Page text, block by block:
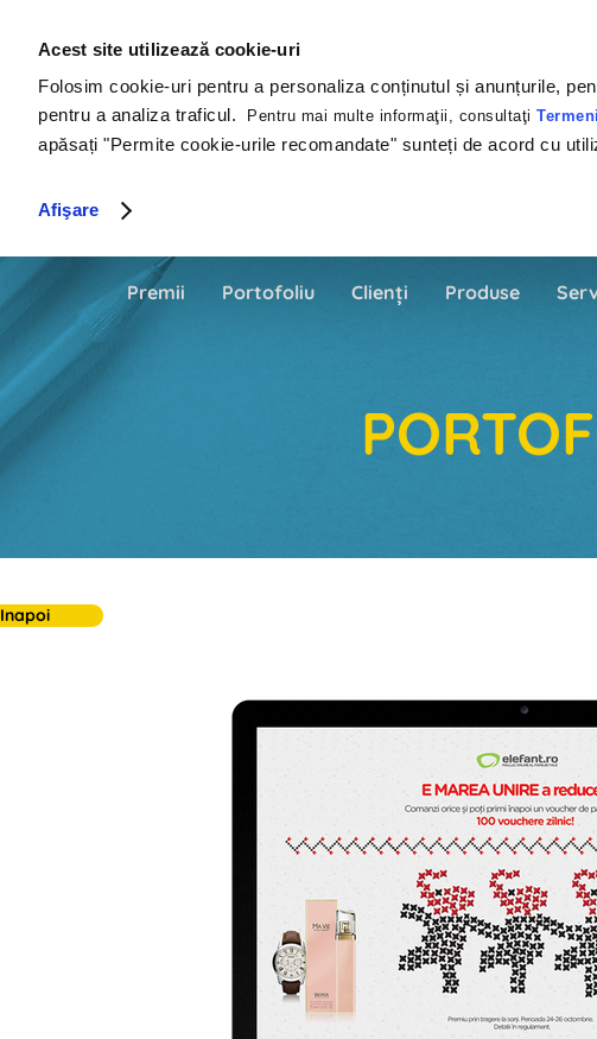
Acest site utilizează cookie-uri
Folosim cookie-uri pentru a personaliza conținutul și anunțurile,
pentru a analiza traficul.
Pentru mai multe informaţii, consultaţi
apăsați "Permite cookie-urile recomandate" sunteți de acord cu
Afişare
Premii Portofoliu Clienți Produse
Inapoi